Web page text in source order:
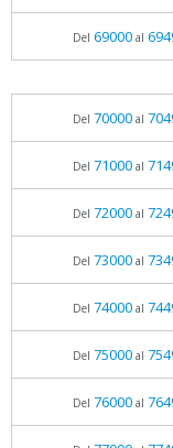
Del 69000al
Del 70000al
Del 71000al
Del 72000al
Del 73000al
Del 74000al
Del 75000al
Del 76000al